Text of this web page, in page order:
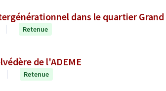
Un espace convivial et intergénérationnel dans le
Retenue
de l'ADEME
Retenue